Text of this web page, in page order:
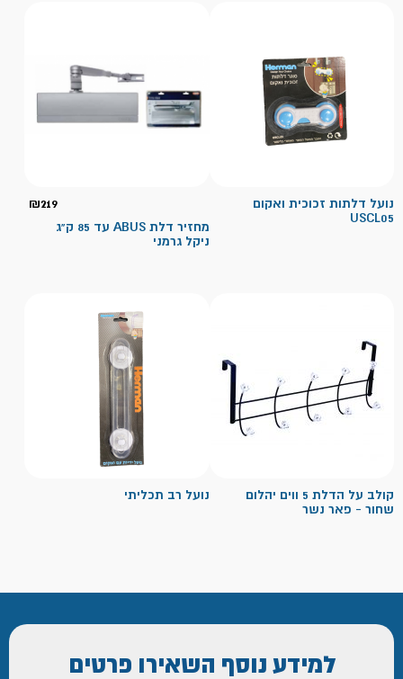
נועל דלתות זכוכית ואקום
USCL05
₪219
מחזיר דלת ABUS עד 85 ק"ג
ניקל גרמני
קולב על הדלת 5 ווים יהלום
שחור - פאר נשר
נועל רב תכליתי
למידע נוסף השאירו פרטים